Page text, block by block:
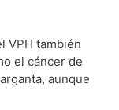
VPH también
el cáncer de
aunque